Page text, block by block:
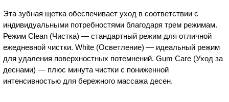
Эта зубная щетка обеспечивает уход в соответствии с
индивидуальными потребностями благодаря трем режимам.
Режим Clean (Чистка) — стандартный режим для отличной
ежедневной чистки. White (Осветление) — идеальный режим
для удаления поверхностных потемнений. Gum Care (Уход за
деснами) — плюс минута чистки с пониженной
интенсивностью для бережного массажа десен.